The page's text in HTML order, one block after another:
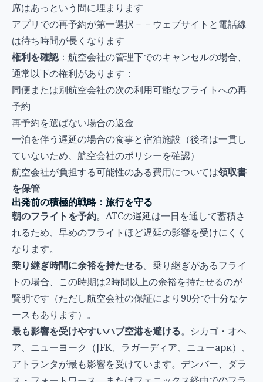
席はあっという間に埋まります
アプリでの再予約が第一選択－－ウェブサイトと電話線
は待ち時間が長くなります
権利を確認：航空会社の管理下でのキャンセルの場合、
通常以下の権利があります：
同便または別航空会社の次の利用可能なフライトへの再
予約
再予約を選ばない場合の返金
一泊を伴う遅延の場合の食事と宿泊施設（後者は一貫し
ていないため、航空会社のポリシーを確認）
航空会社が負担する可能性のある費用については領収書
を保管
出発前の積極的戦略：旅行を守る
朝のフライトを予約。ATCの遅延は一日を通して蓄積さ
れるため、早めのフライトほど遅延の影響を受けにくく
なります。
乗り継ぎ時間に余裕を持たせる。乗り継ぎがあるフライ
トの場合、この時期は2時間以上の余裕を持たせるのが
賢明です（ただし航空会社の保証により90分で十分なケ
ースもあります）。
最も影響を受けやすいハブ空港を避ける。シカゴ・オヘ
ア、ニューヨーク（JFK、ラガーディア、ニューарк）、
アトランタが最も影響を受けています。デンバー、ダラ